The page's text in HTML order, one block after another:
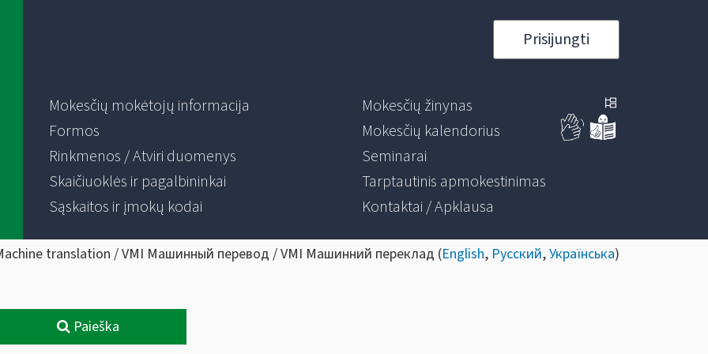
Prisijungti
Mokesčių mokėtojų informacija
Formos
Rinkmenos / Atviri duomenys
Skaičiuoklės ir pagalbininkai
Sąskaitos ir įmokų kodai
Mokesčių žinynas
Mokesčių kalendorius
Seminarai
Tarptautinis apmokestinimas
Kontaktai / Apklausa
translation / VMI Машинный перевод / VMI Машинний переклад (English, Русский,Українська)
Paieška